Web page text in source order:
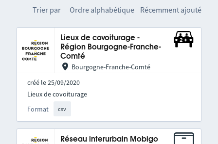
Trier par Ordre alphabétique Récemment ajouté
Lieux de covoiturage -
Région Bourgogne-Franche-
Comté
Bourgogne-Franche-Comté
créé le 25/09/2020
Format csv
Lieux de covoiturage
Réseau interurbain Mobigo